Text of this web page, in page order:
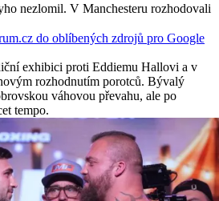
nezlomil. V Manchesteru rozhodovali
do oblíbených zdrojů pro Google
exhibici proti Eddiemu Hallovi a v
rozhodnutím porotců. Bývalý
váhovou převahu, ale po
tempo.